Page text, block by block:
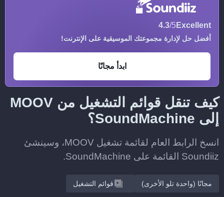
Excellent
4.3/5
أفضل حل لإدارة مجموعتك الموسيقية على الإنترنت!
ابدأ مجانًا
كيف تنقل قوائم التشغيل من MOOV
إلى SoundMachine؟
انسخ الرابط العام لقائمة تشغيل MOOV، وسينشئ
Soundiiz القائمة على SoundMachine.
مجانًا (واحدة تلو الأخرى) قوائم التشغيل